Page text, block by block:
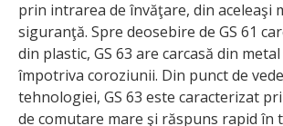
prin intrarea de învăţare, din aceleaşi
siguranţă. Spre deosebire de GS 61
din plastic, GS 63 are carcasă din
împotriva coroziunii. Din punct de
tehnologiei, GS 63 este caracterizat
de comutare mare şi răspuns rapid în